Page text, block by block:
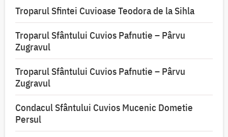
Troparul Sfintei Cuvioase Teodora de la Sihla
Troparul Sfântului Cuvios Pafnutie – Pârvu
Zugravul
Troparul Sfântului Cuvios Pafnutie – Pârvu
Zugravul
Condacul Sfântului Cuvios Mucenic Dometie
Persul